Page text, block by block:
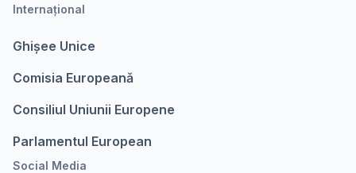
Internațional
Ghișee Unice
Comisia Europeanǎ
Consiliul Uniunii Europene
Parlamentul European
Social Media